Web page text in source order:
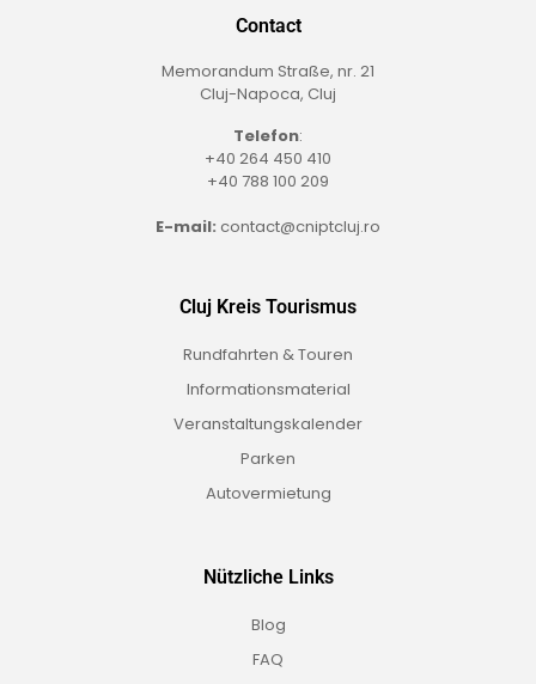
Contact
Memorandum Straße, nr. 21
Cluj-Napoca, Cluj
Telefon:
+40 264 450 410
+40 788 100 209
E-mail: contact@cniptcluj.ro
Cluj Kreis Tourismus
Rundfahrten & Touren
Informationsmaterial
Veranstaltungskalender
Parken
Autovermietung
Nützliche Links
Blog
FAQ